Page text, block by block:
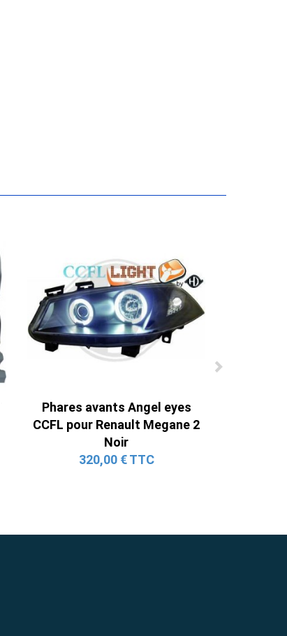
Phares avants Angel eyes
CCFL pour Renault Megane 2
Noir
320,00 € TTC